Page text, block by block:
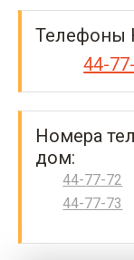
Телефоны
44-
Номера
дом:
44-77-72
44-77-73